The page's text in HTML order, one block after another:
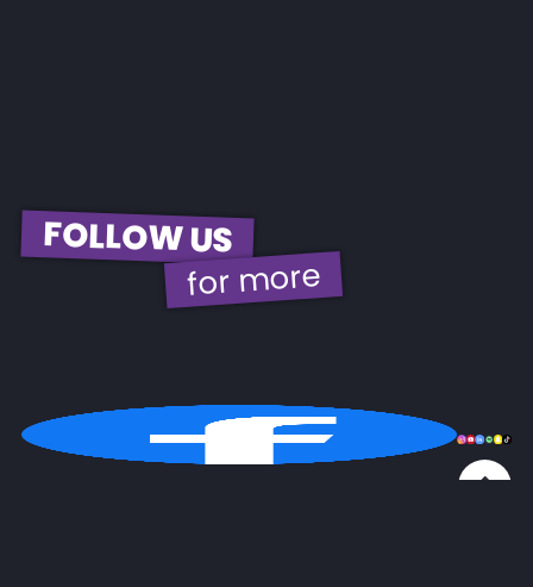
FOLLOW US
for more